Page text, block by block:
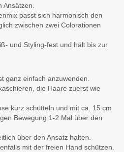
passt sich harmonisch den
zwischen zwei Colorationen
und Styling-fest und hält bis zur
ganz einfach anzuwenden.
die Haare zuerst wie
kurz schütteln und mit ca. 15 cm
Bewegung 1-2 Mal über den
über den Ansatz halten.
mit der freien Hand schützen.